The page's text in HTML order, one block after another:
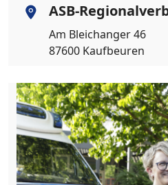
ASB-
Am Bleichanger 46
87600 Kaufbeuren